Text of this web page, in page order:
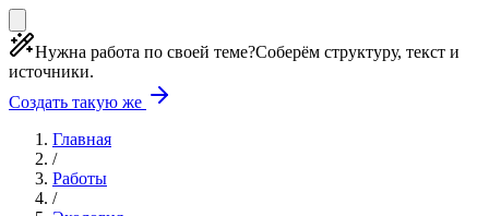
Нужна работа по своей теме?Соберём структуру, текст и
источники.
Создать такую же
Главная
/
Работы
/